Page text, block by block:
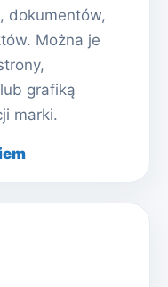
dokumentów,
Można je
grafiką
marki.